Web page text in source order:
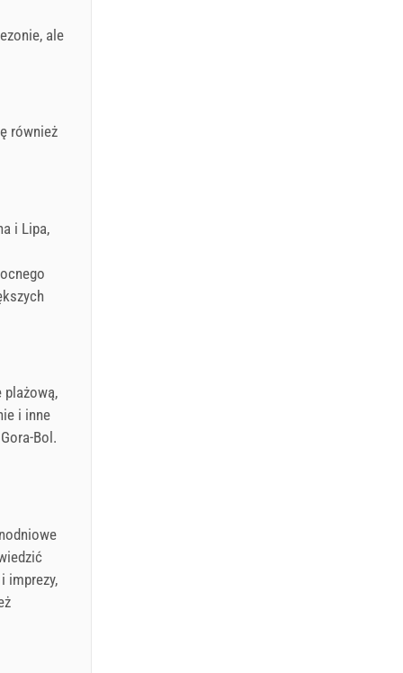
ale
również
i Lipa,
plażową,
i inne
Bol.
imprezy,